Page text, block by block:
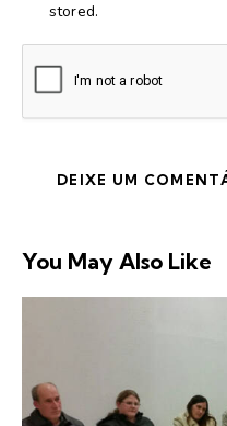
stored.
You May Also Like